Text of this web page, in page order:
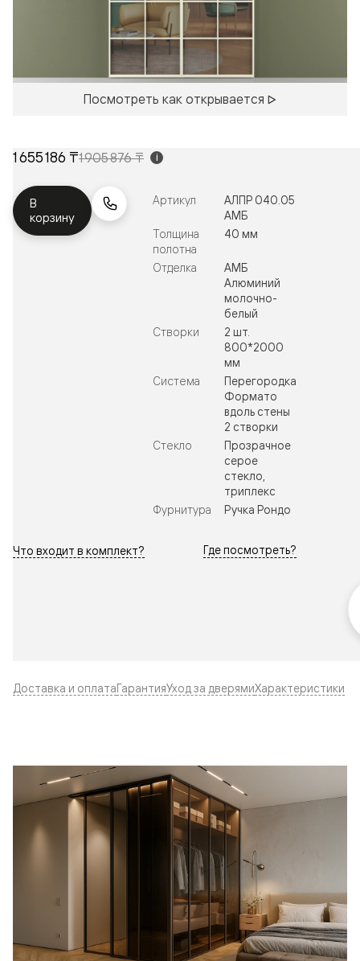
Посмотреть как открывается
1 655 186 ₸1 905 876 ₸ i
В
корзину
Артикул
АЛПР 040.05
АМБ
Толщина
полотна
40 мм
Отделка
АМБ
Алюминий
молочно-
белый
Створки
2 шт.
800*2000
мм
Система
Перегородка
Формато
вдоль стены
2 створки
Стекло
Прозрачное
серое
стекло,
триплекс
Фурнитура
Ручка Рондо
Что входит в комплект? Где посмотреть?
Доставка и оплатаГарантияУход за дверямиХарактеристики